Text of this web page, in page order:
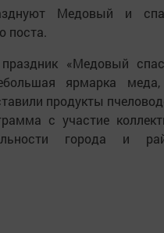
Медовый и
поста.
«Медовый
ярмарка
продукты
с участие
города и